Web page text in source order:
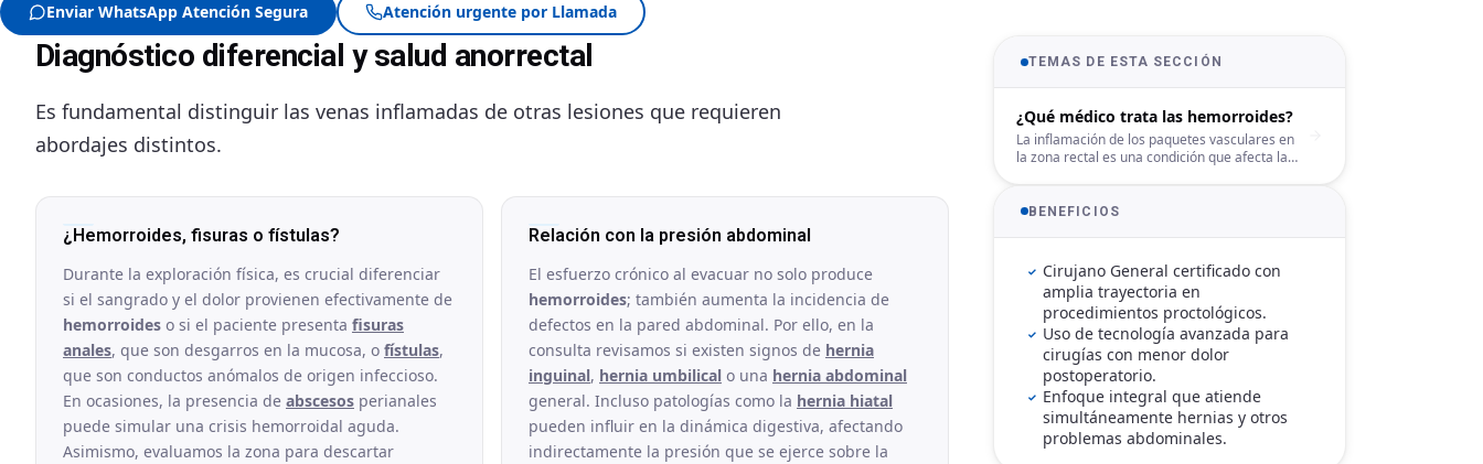
Enviar WhatsApp Atención Segura Atención urgente por Llamada
Diagnóstico diferencial y salud anorrectal
Es fundamental distinguir las venas inflamadas de otras lesiones que requieren
abordajes distintos.
¿Hemorroides, fisuras o fístulas?
Durante la exploración física, es crucial diferenciar
si el sangrado y el dolor provienen efectivamente de
hemorroides o si el paciente presenta fisuras
anales, que son desgarros en la mucosa, o fístulas,
que son conductos anómalos de origen infeccioso.
En ocasiones, la presencia de abscesos perianales
puede simular una crisis hemorroidal aguda.
Asimismo, evaluamos la zona para descartar
Relación con la presión abdominal
El esfuerzo crónico al evacuar no solo produce
hemorroides; también aumenta la incidencia de
defectos en la pared abdominal. Por ello, en la
consulta revisamos si existen signos de hernia
inguinal, hernia umbilical o una hernia abdominal
general. Incluso patologías como la hernia hiatal
pueden influir en la dinámica digestiva, afectando
indirectamente la presión que se ejerce sobre la
TEMAS DE ESTA SECCIÓN
¿Qué médico trata las hemorroides?
La inflamación de los paquetes vasculares en
la zona rectal es una condición que afecta la
fundamental saber exactamente qué médico
CDMX, el manejo por un experto quirúrgico
permite diferenciar este padecimiento de otras
afecciones colorrectales, asegurando que las
hemorroides reciban la atención técnica
necesaria para una resolución definitiva y
segura.
BENEFICIOS
Cirujano General certificado con
amplia trayectoria en
procedimientos proctológicos.
Uso de tecnología avanzada para
cirugías con menor dolor
postoperatorio.
Enfoque integral que atiende
simultáneamente hernias y otros
problemas abdominales.